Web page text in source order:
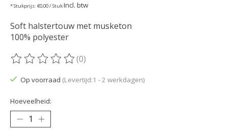
* Stukprijs: €0,00 / StukIncl. btw
Soft halstertouw met musketon
100% polyester
De beoordeling van dit product is
(0)
Op voorraad (Levertijd:1 - 2 werkdagen)
Hoeveelheid: